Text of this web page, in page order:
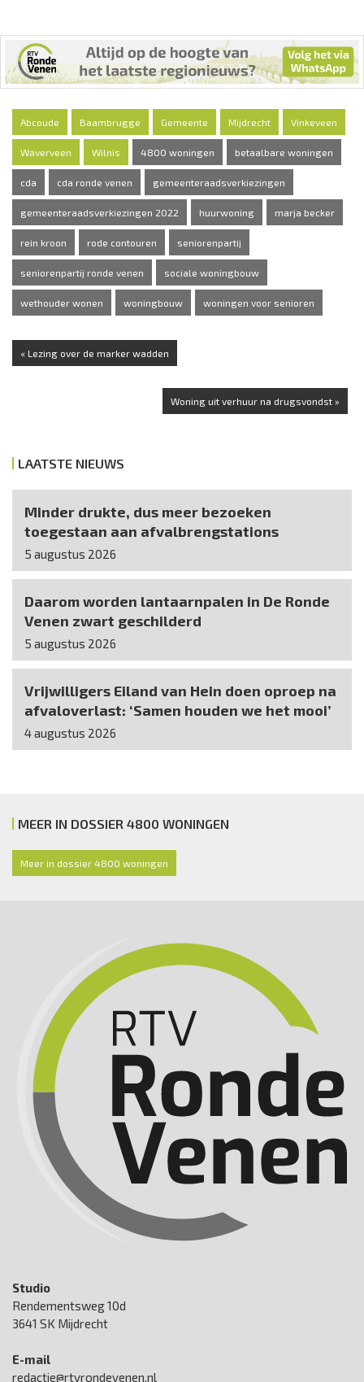
Abcoude Baambrugge Gemeente Mijdrecht Vinkeveen
Waverveen Wilnis 4800 woningen betaalbare woningen
cda cda ronde venen gemeenteraadsverkiezingen
gemeenteraadsverkiezingen 2022 huurwoning marja becker
rein kroon rode contouren seniorenpartij
seniorenpartij ronde venen sociale woningbouw
wethouder wonen woningbouw woningen voor senioren
« Lezing over de marker wadden
Woning uit verhuur na drugsvondst »
LAATSTE NIEUWS
Minder drukte, dus meer bezoeken
toegestaan aan afvalbrengstations
5 augustus 2026
Daarom worden lantaarnpalen in De Ronde
Venen zwart geschilderd
5 augustus 2026
Vrijwilligers Eiland van Hein doen oproep na
afvaloverlast: ‘Samen houden we het mooi’
4 augustus 2026
MEER IN DOSSIER 4800 WONINGEN
Meer in dossier 4800 woningen
Studio
Rendementsweg 10d
3641 SK Mijdrecht
E-mail
redactie@rtvrondevenen.nl